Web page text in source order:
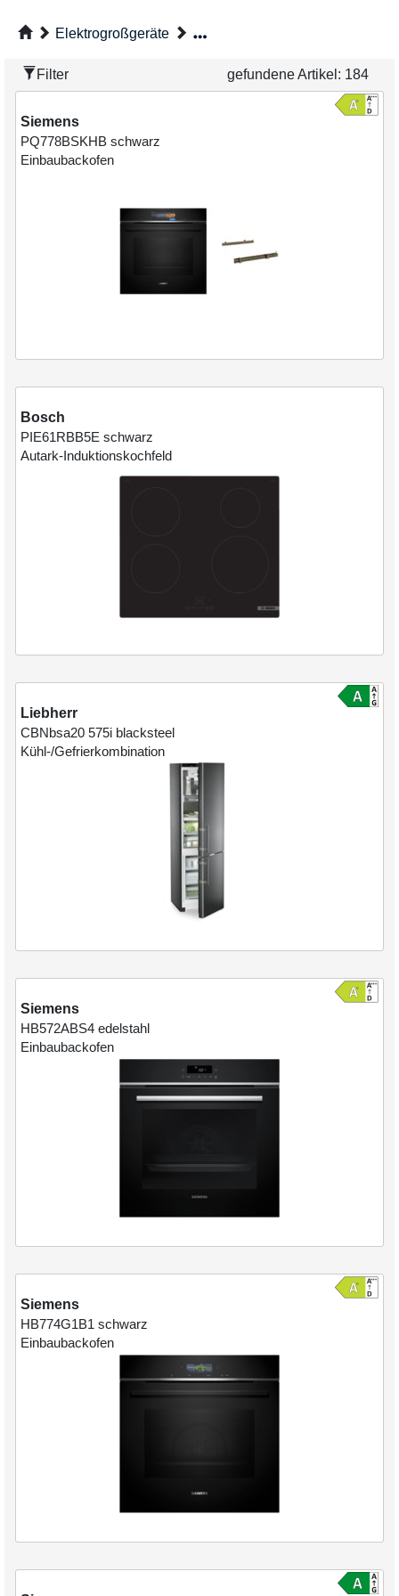
Elektrogroßgeräte
Filter gefundene Artikel: 184
Siemens
PQ778BSKHB schwarz
Einbaubackofen
Bosch
PIE61RBB5E schwarz
Autark-Induktionskochfeld
Liebherr
CBNbsa20 575i blacksteel
Kühl-/Gefrierkombination
Siemens
HB572ABS4 edelstahl
Einbaubackofen
Siemens
HB774G1B1 schwarz
Einbaubackofen